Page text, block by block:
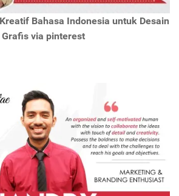
Bahasa Indonesia untuk Desain
Grafis via pinterest